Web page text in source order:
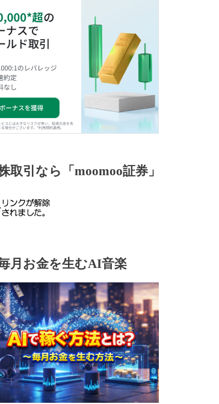
取引なら「moomoo証券」
月お金を生むAI音楽